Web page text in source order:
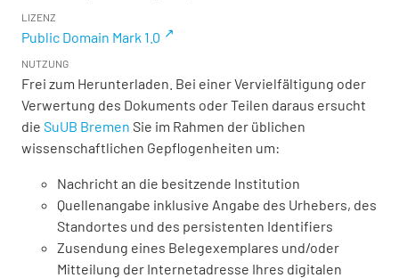
LIZENZ
Public Domain Mark 1.0
NUTZUNG
Frei zum Herunterladen. Bei einer Vervielfältigung oder
Verwertung des Dokuments oder Teilen daraus ersucht
die SuUB Bremen Sie im Rahmen der üblichen
wissenschaftlichen Gepflogenheiten um:
Nachricht an die besitzende Institution
Quellenangabe inklusive Angabe des Urhebers, des
Standortes und des persistenten Identifiers
Zusendung eines Belegexemplares und/oder
Mitteilung der Internetadresse Ihres digitalen